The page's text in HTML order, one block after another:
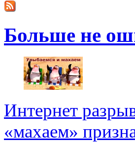
Больше не
Интернет
«махаем»